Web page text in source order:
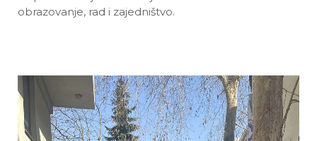
obrazovanje, rad i zajedništvo.